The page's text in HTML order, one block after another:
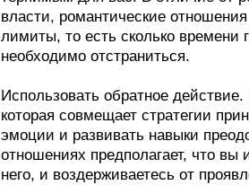
власти, романтические
лимиты, то есть сколько времени
необходимо отстраниться.
Использовать обратное
которая совмещает стратегии
эмоции и развивать навыки
отношениях предполагает, что вы
него, и воздерживаетесь от